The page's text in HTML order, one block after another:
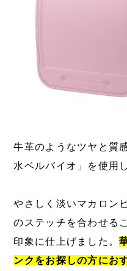
牛革のようなツヤと質
水ベルバイオ」を使用
やさしく淡いマカロン
のステッチを合わせる
印象に仕上げました。
ンクをお探しの方にお